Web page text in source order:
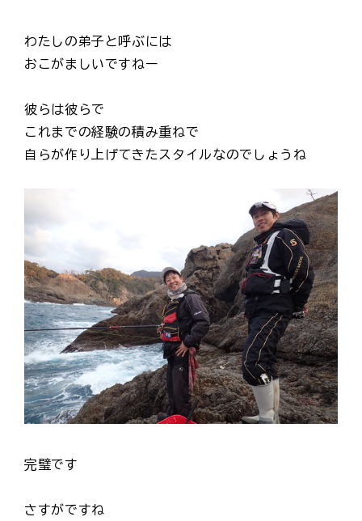
わたしの弟子と呼ぶには
おこがましいですねー
彼らは彼らで
これまでの経験の積み重ねで
自らが作り上げてきたスタイルなのでしょうね
完璧です
さすがですね